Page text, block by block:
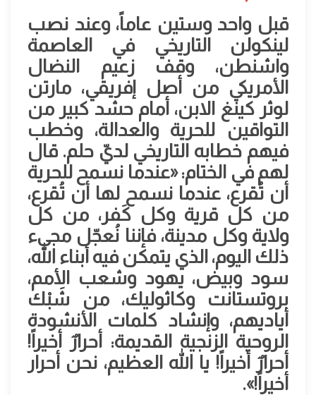
قبل واحد وستين عاماً، وعند نصب
لينكولن التاريخي في العاصمة
واشنطن، وقف زعيم النضال
الأمريكي من أصل إفريقي، مارتن
لوثر كينغ الابن، أمام حشد كبير من
التواقين للحرية والعدالة، وخطب
فيهم خطابه التاريخي لديّ حلم. قال
لهم في الختام: «عندما نسمح للحرية
أن تُقرع، عندما نسمح لها أن تُقرع،
من كل قرية وكل كَفر، من كل
ولاية وكل مدينة، فإننا نُعجّل مجيء
ذلك اليوم، الذي يتمكن فيه أبناء الله،
سود وبيض، يهود وشعب الأمم،
بروتستانت وكاثوليك، من شَبْك
أياديهم، وإنشاد كلمات الأنشودة
الروحية الزنجية القديمة: أحرارٌ أخيراً!
أحرارٌ أخيراً! يا الله العظيم، نحن أحرار
أخيراً!».